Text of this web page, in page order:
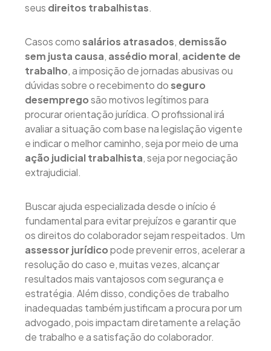
seus direitos trabalhistas.
Casos comosalários atrasados, demissão
sem justa causa, assédio moral, acidente de
trabalho, a imposição de jornadas abusivas ou
dúvidas sobre o recebimento doseguro
desempregosão motivos legítimos para
procurar orientação jurídica. O profissional irá
avaliar a situação com base na legislação vigente
e indicar o melhor caminho, seja por meio de uma
ação judicial trabalhista, seja por negociação
extrajudicial.
Buscar ajuda especializada desde o início é
fundamental para evitar prejuízos e garantir que
os direitos do colaborador sejam respeitados. Um
assessor jurídicopode prevenir erros, acelerar a
resolução do caso e, muitas vezes, alcançar
resultados mais vantajosos com segurança e
estratégia. Além disso, condições de trabalho
inadequadas também justificam a procura por um
advogado, pois impactam diretamente a relação
de trabalho e a satisfação do colaborador.